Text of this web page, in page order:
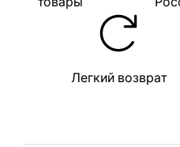
Легкий возврат